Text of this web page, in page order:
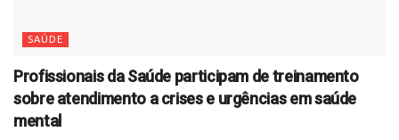
SAÚDE
Profissionais da Saúde participam de treinamento
sobre atendimento a crises e urgências em saúde
mental